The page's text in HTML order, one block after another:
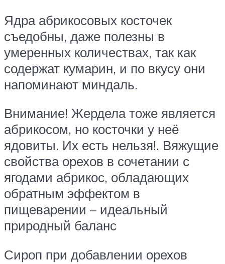
Ядра абрикосовых косточек
съедобны, даже полезны в
умеренных количествах, так как
содержат кумарин, и по вкусу они
напоминают миндаль.
Внимание! Жердела тоже является
абрикосом, но косточки у неё
ядовиты. Их есть нельзя!. Вяжущие
свойства орехов в сочетании с
ягодами абрикос, обладающих
обратным эффектом в
пищеварении – идеальный
природный баланс
Сироп при добавлении орехов